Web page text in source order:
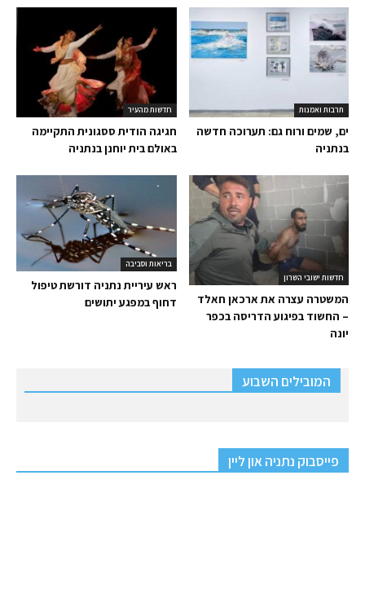
חדשות מהעיר
חגיגה הודית ססגונית התקיימה
באולם בית יוחנן בנתניה
תרבות ואמנות
ים, שמים ורוח גם: תערוכה חדשה
בנתניה
בריאות וסביבה
ראש עיריית נתניה דורשת טיפול
דחוף במפגע יתושים
חדשות ישובי השרון
המשטרה עצרה את ארכאן חאלד
– החשוד בפיגוע הדריסה בכפר
יונה
המובילים השבוע
פייסבוק נתניה און ליין